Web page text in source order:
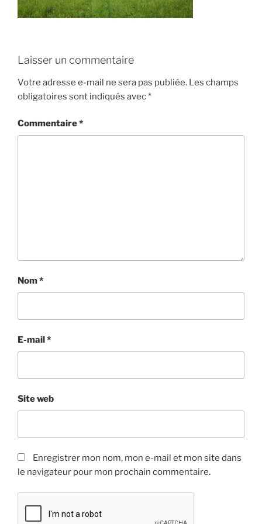
Laisser un commentaire
Votre adresse e-mail ne sera pas publiée. Les champs
obligatoires sont indiqués avec*
Commentaire*
Nom*
E-mail*
Site web
Enregistrer mon nom, mon e-mail et mon site dans
le navigateur pour mon prochain commentaire.